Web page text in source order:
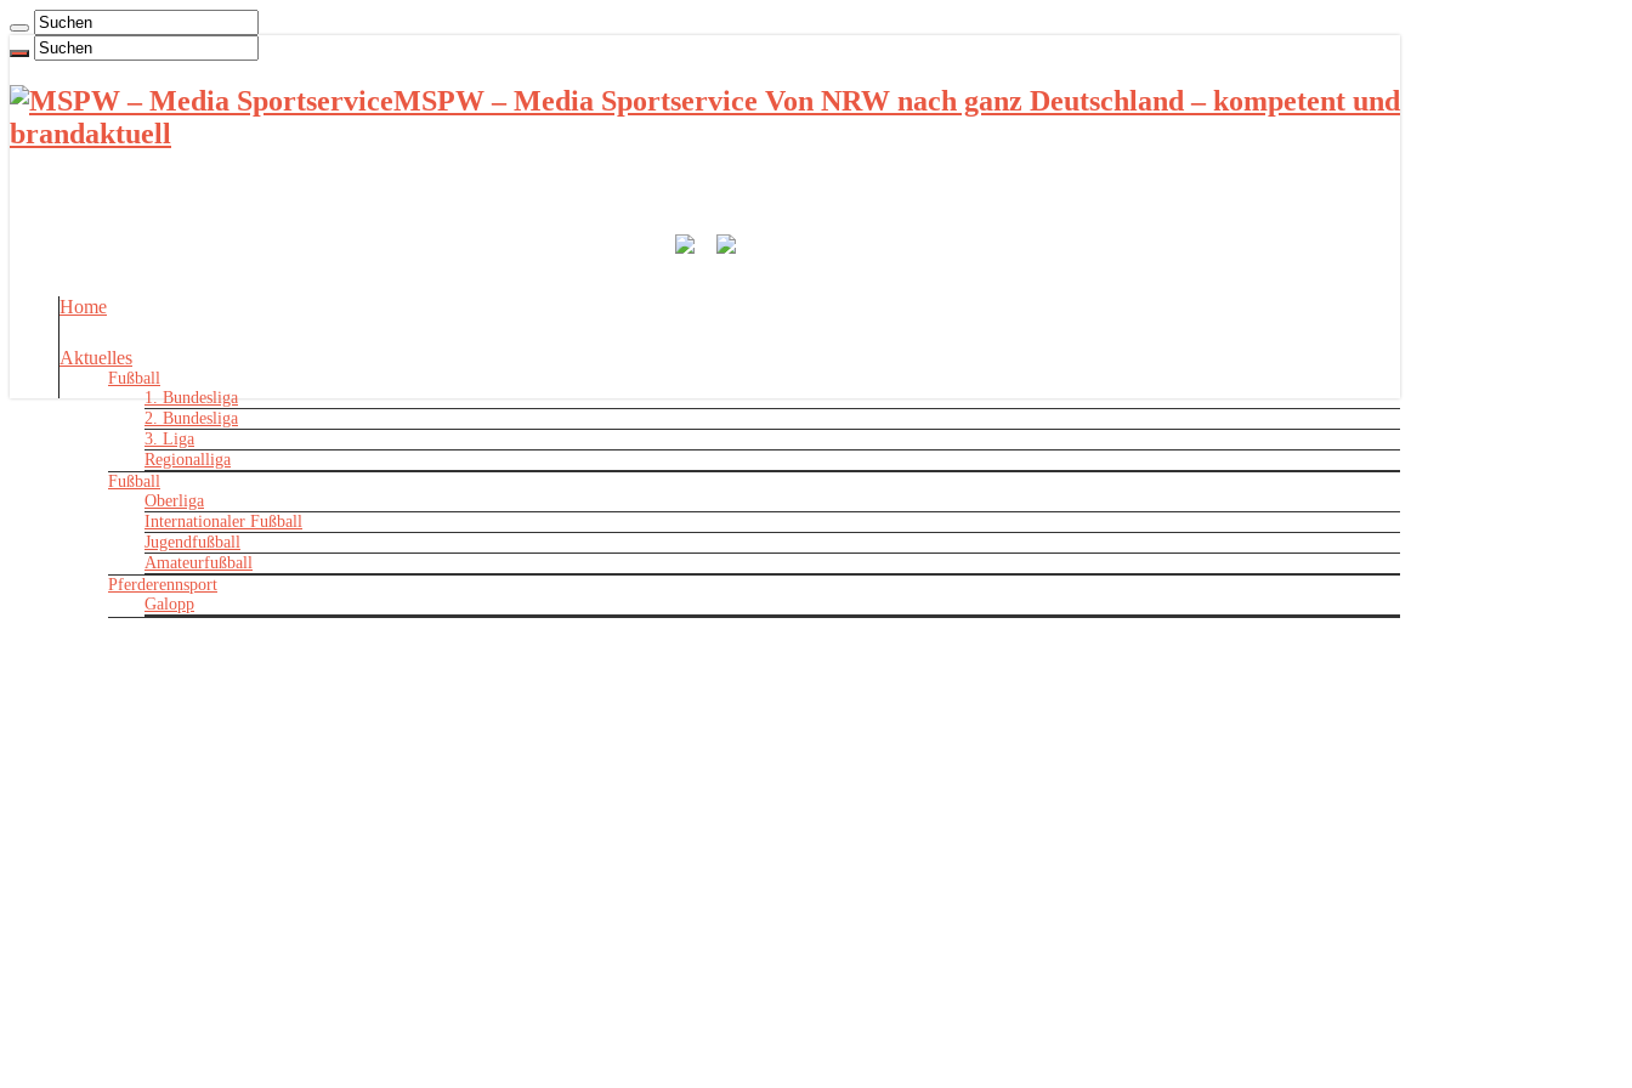
MSPW – Media Sportservice Von NRW nach ganz Deutschland – kompetent und
brandaktuell
Home
Aktuelles
Fußball
1. Bundesliga
2. Bundesliga
3. Liga
Regionalliga
Fußball
Oberliga
Internationaler Fußball
Jugendfußball
Amateurfußball
Pferderennsport
Galopp